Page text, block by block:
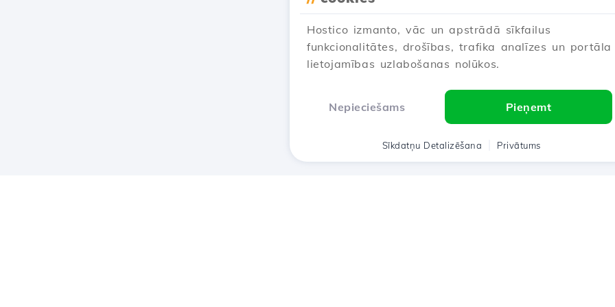
1 2 3 Next →
Hostico izmanto, vāc un apstrādā sīkfailus
funkcionalitātes, drošības, trafika analīzes un portāla
lietojamības uzlabošanas nolūkos.
Nepieciešams Pieņemt
Sīkdatņu Detalizēšana Privātums